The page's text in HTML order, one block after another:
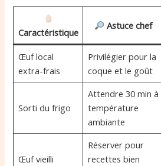
Caractéristique
Astuce chef
Œuf local
extra-frais
Privilégier pour la
coque et le goût
Sorti du frigo
Attendre 30 min à
température
ambiante
Œuf vieilli
Réserver pour
recettes bien